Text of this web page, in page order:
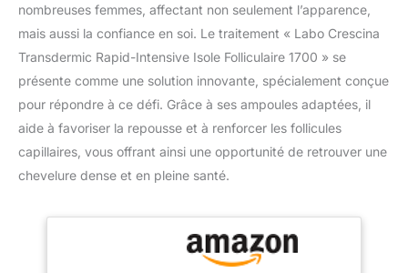
nombreuses femmes, affectant non seulement l’apparence,
mais aussi la confiance en soi. Le traitement « Labo Crescina
Transdermic Rapid-Intensive Isole Folliculaire 1700 » se
présente comme une solution innovante, spécialement conçue
pour répondre à ce défi. Grâce à ses ampoules adaptées, il
aide à favoriser la repousse et à renforcer les follicules
capillaires, vous offrant ainsi une opportunité de retrouver une
chevelure dense et en pleine santé.